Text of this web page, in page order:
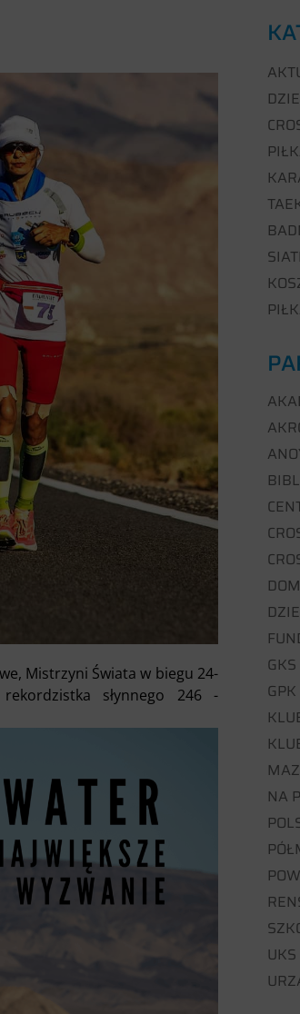
Mistrzyni Świata w biegu 24-
słynnego 246 -
NA